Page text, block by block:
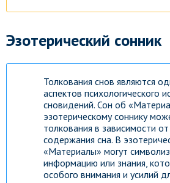
Эзотерический сонник
Толкования снов являются
аспектов психологического
сновидений. Сон об
эзотерическому соннику
толкования в зависимости
содержания сна. В
«Материалы» могут
информацию или знания,
особого внимания и усилий